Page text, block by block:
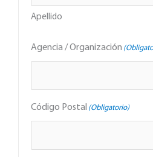
Apellido
Agencia / Organización
Código Postal (Obligatorio)